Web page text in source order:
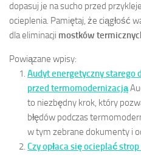
dopasuj je na sucho przed
ocieplenia. Pamiętaj, że ciągłość
dla eliminacji mostków
Powiązane wpisy:
Audyt energetyczny starego
przed termomodernizacją
to niezbędny krok, który
błędów podczas
w tym zebrane dokumenty i
Czy opłaca się ocieplać